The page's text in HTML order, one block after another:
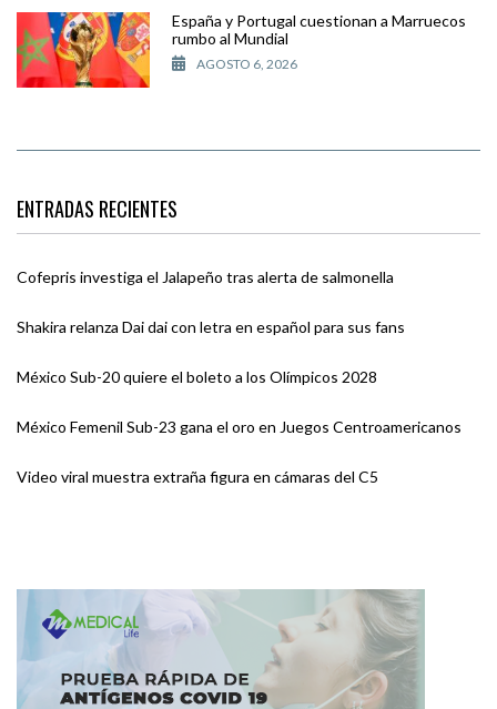
España y Portugal cuestionan a Marruecos
rumbo al Mundial
AGOSTO 6, 2026
ENTRADAS RECIENTES
Cofepris investiga el Jalapeño tras alerta de salmonella
Shakira relanza Dai dai con letra en español para sus fans
México Sub-20 quiere el boleto a los Olímpicos 2028
México Femenil Sub-23 gana el oro en Juegos Centroamericanos
Video viral muestra extraña figura en cámaras del C5